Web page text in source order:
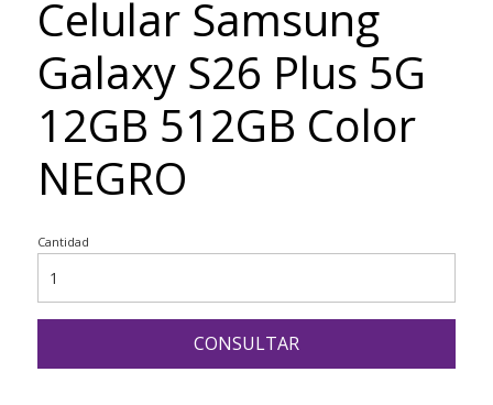
Celular Samsung
Galaxy S26 Plus 5G
12GB 512GB Color
NEGRO
Cantidad
CONSULTAR